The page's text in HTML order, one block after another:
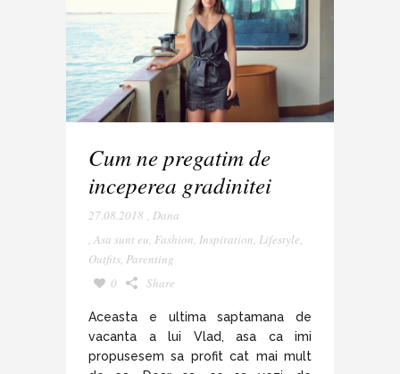
Cum ne pregatim de
inceperea gradinitei
27.08.2018 , Dana
, Asa sunt eu, Fashion, Inspiration, Lifestyle,
Outfits, Parenting
0
Share
Aceasta e ultima saptamana de
vacanta a lui Vlad, asa ca imi
propusesem sa profit cat mai mult